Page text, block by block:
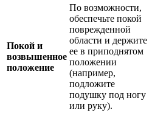
Покой и
возвышенное
положение
По возможности,
обеспечьте покой
поврежденной
области и держите
ее в приподнятом
положении
(например,
подложите
подушку под ногу
или руку).